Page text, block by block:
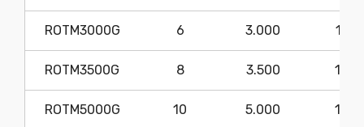
ROTM3000G 6 3.000 1475
ROTM3500G 8 3.500 1930
ROTM5000G 10 5.000 1825